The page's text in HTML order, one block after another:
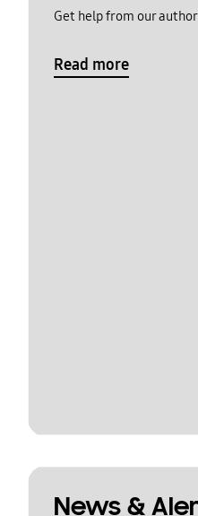
Get help from our
Read more
News &